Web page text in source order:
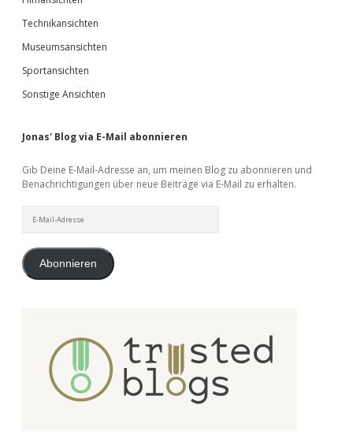
Technikansichten
Museumsansichten
Sportansichten
Sonstige Ansichten
Jonas' Blog via E-Mail abonnieren
Gib Deine E-Mail-Adresse an, um meinen Blog zu abonnieren und
Benachrichtigungen über neue Beiträge via E-Mail zu erhalten.
Mail-
Abonnieren